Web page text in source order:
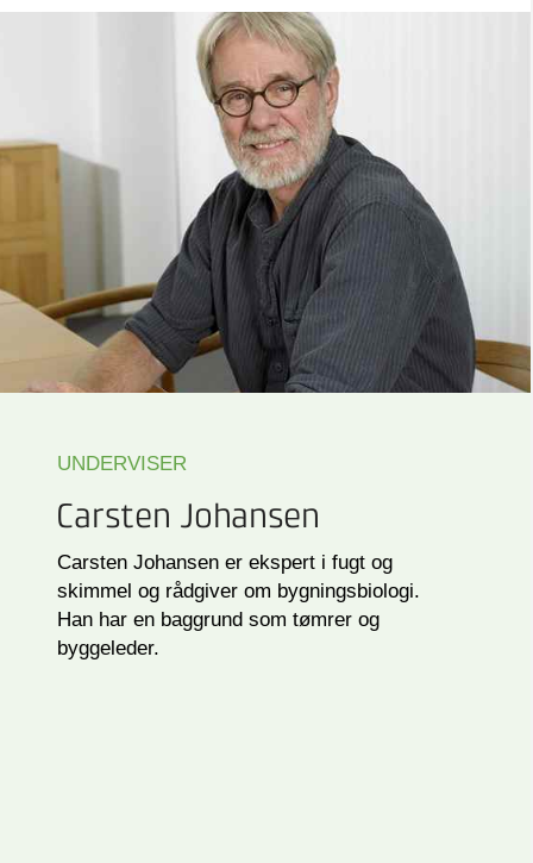
UNDERVISER
Carsten Johansen
Carsten Johansen er ekspert i fugt og
skimmel og rådgiver om bygningsbiologi.
Han har en baggrund som tømrer og
byggeleder.